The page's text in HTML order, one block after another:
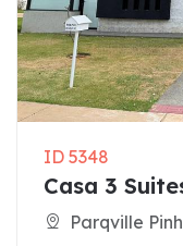
ID 5348
Casa 3
Parqville